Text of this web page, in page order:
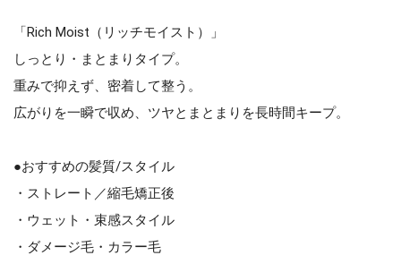
「Rich Moist（リッチモイスト）」
しっとり・まとまりタイプ。
重みで抑えず、密着して整う。
広がりを一瞬で収め、ツヤとまとまりを長時間キープ。
●おすすめの髪質/スタイル
・ストレート／縮毛矯正後
・ウェット・束感スタイル
・ダメージ毛・カラー毛